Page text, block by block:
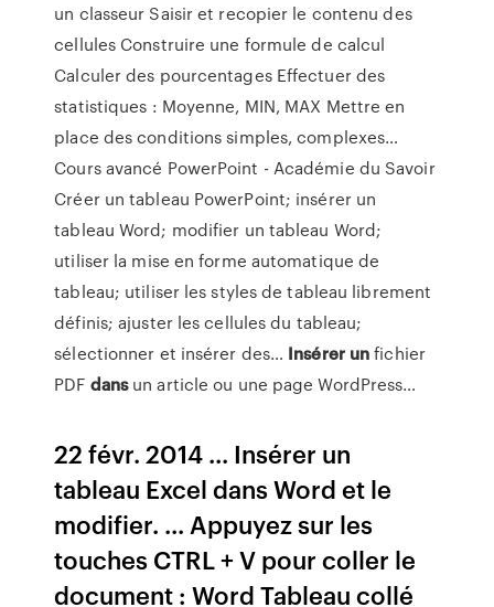
un classeur Saisir et recopier le contenu des
cellules Construire une formule de calcul
Calculer des pourcentages Effectuer des
statistiques : Moyenne, MIN, MAX Mettre en
place des conditions simples, complexes…
Cours avancé PowerPoint - Académie du Savoir
Créer un tableau PowerPoint; insérer un
tableau Word; modifier un tableau Word;
utiliser la mise en forme automatique de
tableau; utiliser les styles de tableau librement
définis; ajuster les cellules du tableau;
sélectionner et insérer des… Insérer unfichier
PDF dansun article ou une page WordPress…
22 févr. 2014 ... Insérer un
tableau Excel dans Word et le
modifier. ... Appuyez sur les
touches CTRL + V pour coller le
document : Word Tableau collé